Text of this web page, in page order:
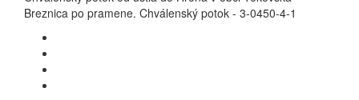
Breznica po pramene. Chválenský potok - 3-0450-4-1